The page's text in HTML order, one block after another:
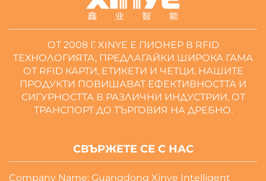
ОТ 2008 Г. XINYE Е ПИОНЕР В RFID
ТЕХНОЛОГИЯТА, ПРЕДЛАГАЙКИ ШИРОКА ГАМА
ОТ RFID КАРТИ, ЕТИКЕТИ И ЧЕТЦИ. НАШИТЕ
ПРОДУКТИ ПОВИШАВАТ ЕФЕКТИВНОСТТА И
СИГУРНОСТТА В РАЗЛИЧНИ ИНДУСТРИИ, ОТ
ТРАНСПОРТ ДО ТЪРГОВИЯ НА ДРЕБНО.
СВЪРЖЕТЕ СЕ С НАС
Company Name: Guangdong Xinye Intelligent